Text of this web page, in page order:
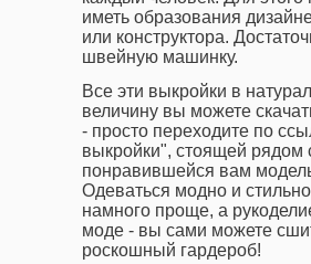
иметь образования
или конструктора.
швейную машинку.
Все эти выкройки в
величину вы можете
- просто переходите по
выкройки", стоящей рядом
понравившейся вам
Одеваться модно и
намного проще, а
моде - вы сами можете
роскошный гардероб!